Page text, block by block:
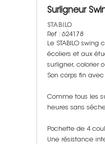
Surligneur
STABILO
Ref : 624178
Le STABILO
écoliers et aux
surligner, colorier
Son corps fin
Comme tous les
heures sans
Pochette de 4
Une résistance